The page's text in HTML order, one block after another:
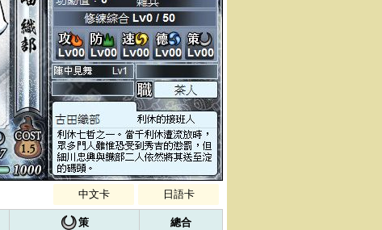
日語卡
中文卡
策 總合